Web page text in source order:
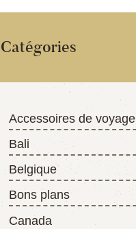
Catégories
Accessoires de voyage
Bali
Belgique
Bons plans
Canada